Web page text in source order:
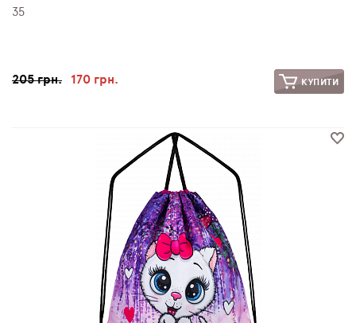
35
205 грн. 170 грн. КУПИТИ